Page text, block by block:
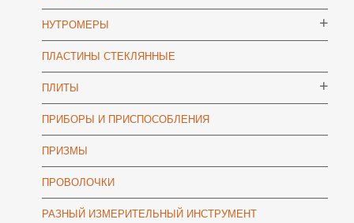
НУТРОМЕРЫ
ПЛАСТИНЫ СТЕКЛЯННЫЕ
ПЛИТЫ
ПРИБОРЫ И ПРИСПОСОБЛЕНИЯ
ПРИЗМЫ
ПРОВОЛОЧКИ
РАЗНЫЙ ИЗМЕРИТЕЛЬНЫЙ ИНСТРУМЕНТ